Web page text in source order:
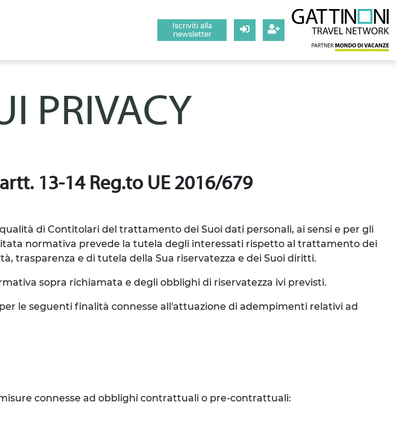
Iscriviti alla
newsletter
Registrati
PRIVACY
13-14 Reg.to UE 2016/679
di Contitolari del trattamento dei Suoi dati personali, ai sensi e per gli
normativa prevede la tutela degli interessati rispetto al trattamento dei
trasparenza e di tutela della Sua riservatezza e dei Suoi diritti.
sopra richiamata e degli obblighi di riservatezza ivi previsti.
le seguenti finalità connesse all'attuazione di adempimenti relativi ad
connesse ad obblighi contrattuali o pre-contrattuali: